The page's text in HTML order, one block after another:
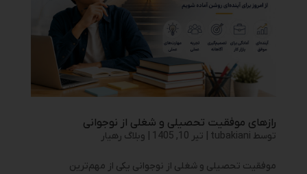
رازهای موفقیت تحصیلی و شغلی از نوجوانی
توسط tubakiani تیر 10, 1405 وبلاگ رهیار
موفقیت تحصیلی و شغلی از نوجوانی یکی از مهم‌ترین